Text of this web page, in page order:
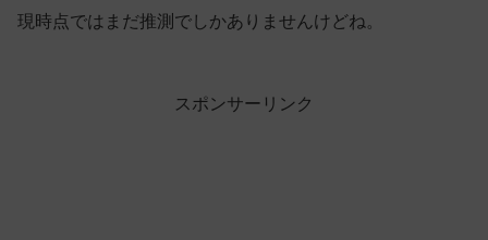
現時点ではまだ推測でしかありませんけどね。
スポンサーリンク